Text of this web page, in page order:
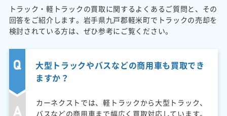
トラック・軽トラックの買取に関するよくあるご質問と、その
回答をご紹介します。岩手県九戸郡軽米町でトラックの売却を
検討されている方は、ぜひ参考にご覧ください。
大型トラックやバスなどの商用車も買取でき
ますか？
カーネクストでは、軽トラックから大型トラック、
バスなどの商用車まで幅広く買取対応しています。